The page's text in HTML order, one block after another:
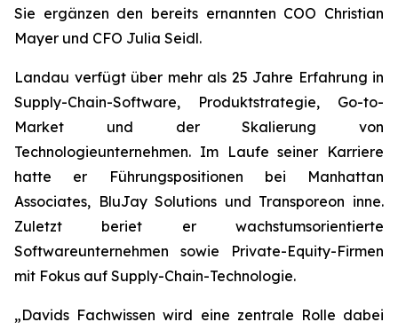
Sie ergänzen den bereits ernannten COO Christian
Mayer und CFO Julia Seidl.
Landau verfügt über mehr als 25 Jahre Erfahrung in
Supply-Chain-Software, Produktstrategie, Go-to-
Market und der Skalierung von
Technologieunternehmen. Im Laufe seiner Karriere
hatte er Führungspositionen bei Manhattan
Associates, BluJay Solutions und Transporeon inne.
Zuletzt beriet er wachstumsorientierte
Softwareunternehmen sowie Private-Equity-Firmen
mit Fokus auf Supply-Chain-Technologie.
„Davids Fachwissen wird eine zentrale Rolle dabei